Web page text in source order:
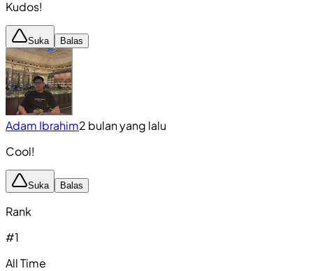
Kudos!
Suka Balas
Adam Ibrahim2 bulan yang lalu
Cool!
Suka Balas
Rank
#1
All Time